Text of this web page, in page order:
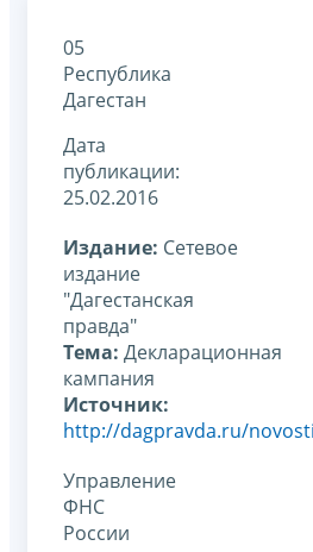
05
Республика
Дагестан
Дата
публикации:
25.02.2016
Издание: Сетевое
издание
"Дагестанская
правда"
Тема: Декларационная
кампания
Источник:
http://dagpravda.ru/
Управление
ФНС
России